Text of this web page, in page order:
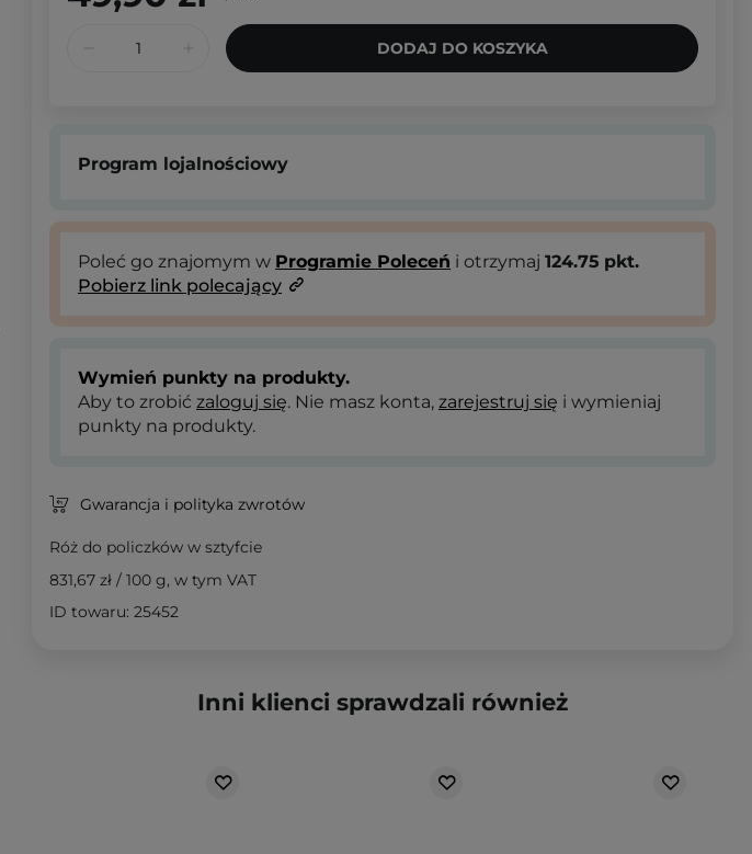
DODAJ DO KOSZYKA
Program lojalnościowy
Poleć go znajomym w Programie Poleceń i otrzymaj 124.75 pkt.
Pobierz link polecający
Wymień punkty na produkty.
Aby to zrobić zaloguj się. Nie masz konta, zarejestruj się i wymieniaj
punkty na produkty.
Gwarancja i polityka zwrotów
Róż do policzków w sztyfcie
831,67 zł / 100 g, w tym VAT
ID towaru: 25452
Inni klienci sprawdzali również